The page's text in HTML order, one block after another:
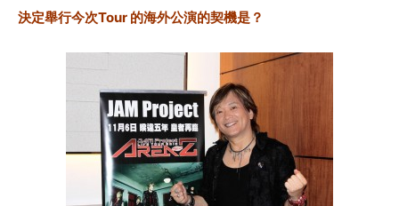
決定舉行今次Tour 的海外公演的契機是？